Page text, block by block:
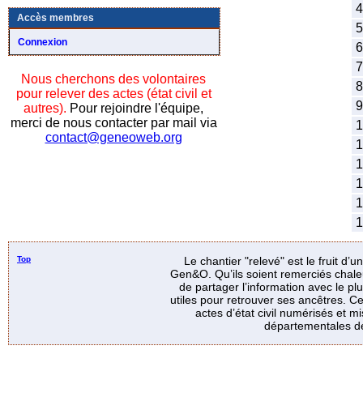
Accès membres
Connexion
Nous cherchons des volontaires
pour relever des actes (état civil et
autres). Pour rejoindre l'équipe,
merci de nous contacter par mail via
contact@geneoweb.org
Top
Le chantier "relevé" est le fruit
Gen&O. Qu’ils soient remerciés
de partager l’information avec le
utiles pour retrouver ses ancêtres.
actes d’état civil numérisés et
départementales